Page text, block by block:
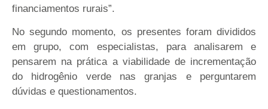
financiamentos rurais”.
No segundo momento, os presentes foram divididos
em grupo, com especialistas, para analisarem e
pensarem na prática a viabilidade de incrementação
do hidrogênio verde nas granjas e perguntarem
dúvidas e questionamentos.